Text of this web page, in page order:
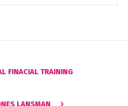
FINACIAL TRAINING
LANSMAN